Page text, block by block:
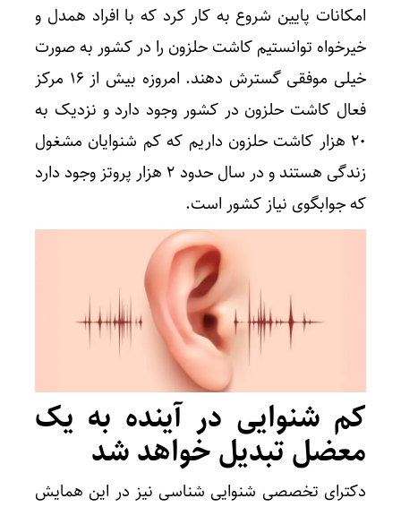
امکانات پایین شروع به کار کرد که با افراد همدل و
خیرخواه توانستیم کاشت حلزون را در کشور به صورت
خیلی موفقی گسترش دهند. امروزه بیش از ۱۶ مرکز
فعال کاشت حلزون در کشور وجود دارد و نزدیک به
۲۰ هزار کاشت حلزون داریم که کم شنوایان مشغول
زندگی هستند و در سال حدود ۲ هزار پروتز وجود دارد
که جوابگوی نیاز کشور است.
کم شنوایی در آینده به یک
معضل تبدیل خواهد شد
دکترای تخصصی شنوایی شناسی نیز در این همایش